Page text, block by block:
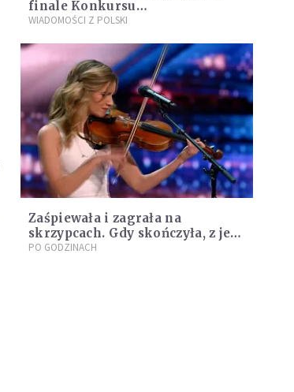
finale Konkursu
Chopinowskiego: te piękne
końca życia
WIADOMOŚCI Z POLSKI
Zaśpiewała i zagrała na
skrzypcach. Gdy skończyła, z jej
oczu popłynęły łzy [WIDEO]
PO GODZINACH